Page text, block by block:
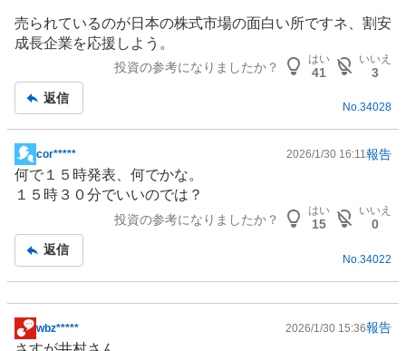
売られているのが日本の株式市場の面白い所ですネ、割安
成長企業を応援しよう。
投資の参考になりましたか？
はい
41
いいえ
3
返信
No.34028
掲
示
板
cor***** 2026/1/30 16:11報告
何で１５時発表、何でかな。
１５時３０分でいいのでは？
投資の参考になりましたか？
はい
15
いいえ
0
返信
No. 34022
掲
wbz***** 2026/1/30 15:36報告